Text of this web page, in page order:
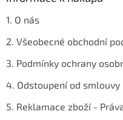
1. O nás
2. Všeobecné obchodní
3. Podmínky ochrany
4. Odstoupení od
5. Reklamace zboží -